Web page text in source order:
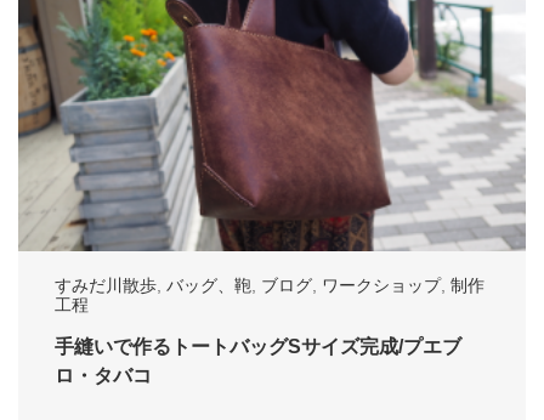
すみだ川散歩 バッグ、鞄 ブログ ワークショップ, 制作
工程
手縫いで作るトートバッグSサイズ完成/プエブ
ロ・タバコ